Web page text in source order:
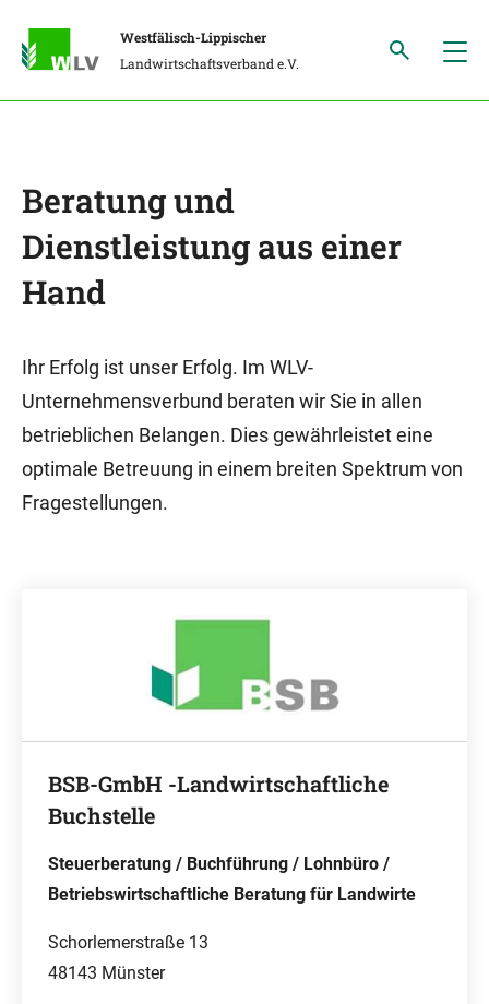
Westfälisch-Lippischer
Landwirtschaftsverband e.V.
Beratung und
Dienstleistung aus einer
Hand
Ihr Erfolg ist unser Erfolg. Im WLV-
Unternehmensverbund beraten wir Sie in allen
betrieblichen Belangen. Dies gewährleistet eine
optimale Betreuung in einem breiten Spektrum von
Fragestellungen.
BSB-GmbH -Landwirtschaftliche
Buchstelle
Steuerberatung / Buchführung / Lohnbüro /
Betriebswirtschaftliche Beratung für Landwirte
Schorlemerstraße 13
48143 Münster